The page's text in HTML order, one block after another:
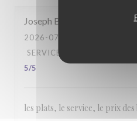
Joseph B
2026-07-26
- 13:00 -
SERVICE
5/5
les plats, le service, le prix